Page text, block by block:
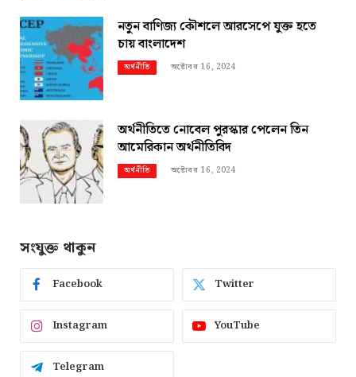
নতুন বাণিজ্য কৌশলে আরসেপে যুক্ত হতে
চায় বাংলাদেশ
অর্থনীতি অক্টোবর 16, 2024
অর্থনীতিতে নোবেল পুরস্কার পেলেন তিন
আমেরিকান অর্থনীতিবিদ
অর্থনীতি অক্টোবর 16, 2024
সংযুক্ত থাকুন
Facebook Twitter
Instagram YouTube
Telegram